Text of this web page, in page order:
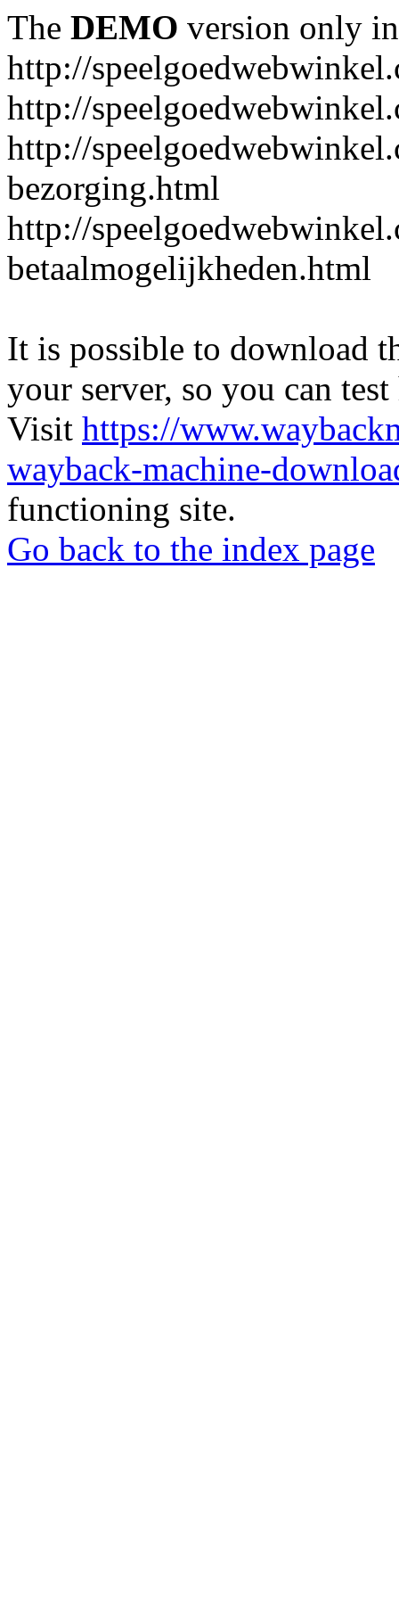
The DEMO version only
http://
http://
http://
bezorging.html
http://
betaalmogelijkheden.html
It is possible to download
your server, so you can
Visit https://
wayback-machine-
functioning site.
Go back to the index page